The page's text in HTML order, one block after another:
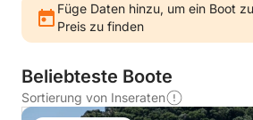
Füge Daten hinzu, um ein Boot
Preis zu finden
Beliebteste Boote
Sortierung von Inseraten